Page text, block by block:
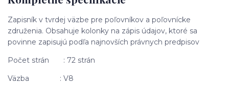
Zapisník v tvrdej väzbe pre poľovníkov a poľovnícke
združenia. Obsahuje kolonky na zápis údajov, ktoré sa
povinne zapisujú podľa najnovších právnych predpisov
Počet strán : 72 strán
Väzba : V8